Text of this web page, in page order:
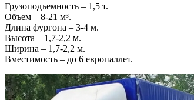
Грузоподъемность – 1,5 т.
Объем – 8-21 м³.
Длина фургона – 3-4 м.
Высота – 1,7-2,2 м.
Ширина – 1,7-2,2 м.
Вместимость – до 6 европаллет.